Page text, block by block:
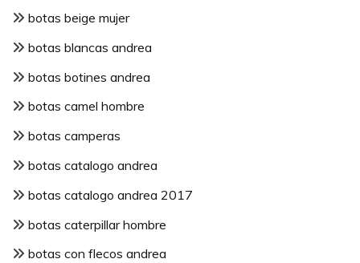
botas beige mujer
botas blancas andrea
botas botines andrea
botas camel hombre
botas camperas
botas catalogo andrea
botas catalogo andrea 2017
botas caterpillar hombre
botas con flecos andrea